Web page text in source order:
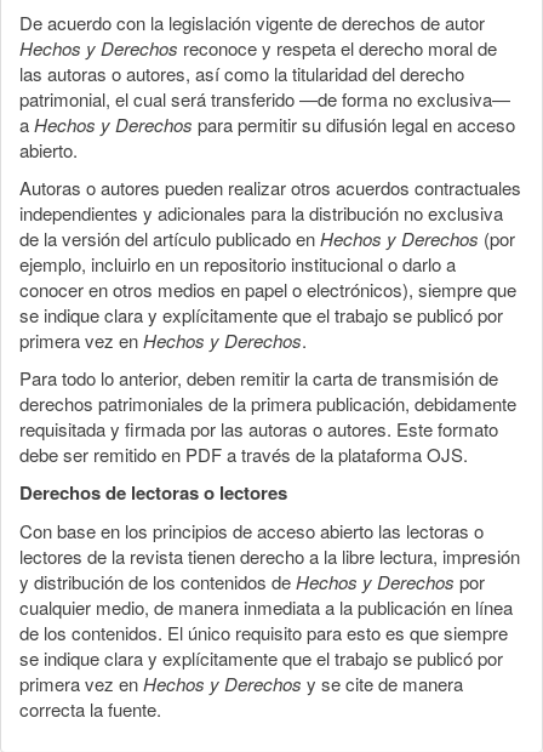
De acuerdo con la legislación vigente de derechos de autor
Hechos y Derechos reconoce y respeta el derecho moral de
las autoras o autores, así como la titularidad del derecho
patrimonial, el cual será transferido —de forma no exclusiva—
aHechos y Derechos para permitir su difusión legal en acceso
abierto.
Autoras o autores pueden realizar otros acuerdos contractuales
independientes y adicionales para la distribución no exclusiva
de la versión del artículo publicado enHechos y Derechos (por
ejemplo, incluirlo en un repositorio institucional o darlo a
conocer en otros medios en papel o electrónicos), siempre que
se indique clara y explícitamente que el trabajo se publicó por
primera vez enHechos y Derechos.
Para todo lo anterior, deben remitir la carta de transmisión de
derechos patrimoniales de la primera publicación, debidamente
requisitada y firmada por las autoras o autores. Este formato
debe ser remitido en PDF a través de la plataforma OJS.
Derechos de lectoras o lectores
Con base en los principios de acceso abierto las lectoras o
lectores de la revista tienen derecho a la libre lectura, impresión
y distribución de los contenidos deHechos y Derechos por
cualquier medio, de manera inmediata a la publicación en línea
de los contenidos. El único requisito para esto es que siempre
se indique clara y explícitamente que el trabajo se publicó por
primera vez enHechos y Derechos y se cite de manera
correcta la fuente.